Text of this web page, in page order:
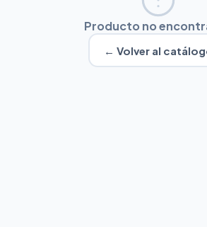
Producto no
← Volver al